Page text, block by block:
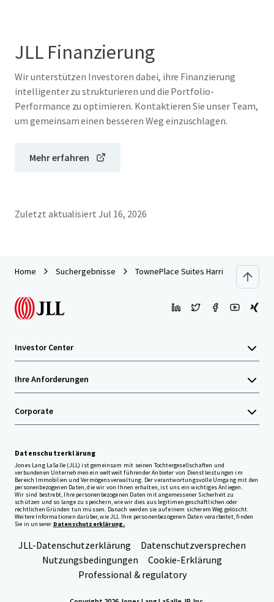
JLL Finanzierung
Wir unterstützen Investoren dabei, ihre Finanzierung
intelligenter zu strukturieren und die Portfolio-
Performance zu optimieren. Kontaktieren Sie unser Team,
um gemeinsam einen besseren Weg einzuschlagen.
Mehr erfahren
Zuletzt aktualisiert Jul 16, 2026
Home Suchergebnisse TownePlace Suites Harrisburg
Investor Center
Ihre Anforderungen
Corporate
Datenschutzerklärung
Jones Lang LaSalle (JLL) ist gemeinsam mit seinen Tochtergesellschaften und
verbundenen Unternehmen ein weltweit führender Anbieter von Dienstleistungen im
Bereich Immobilien und Vermögensverwaltung. Der verantwortungsvolle Umgang mit den
personenbezogenen Daten, die wir von Ihnen erhalten, ist uns ein wichtiges Anliegen.
Wir sind bestrebt, Ihre personenbezogenen Daten mit angemessener Sicherheit zu
schützen und so lange zu speichern, wie wir dies aus legitimen geschäftlichen oder
rechtlichen Gründen tun müssen. Danach werden sie auf einem sicherem Weg gelöscht.
Weitere Informationen darüber, wie JLL Ihre personenbezogenen Daten verarbeitet, finden
Sie in unserer Datenschutzerklärung.
JLL-Datenschutzerklärung
Datenschutzversprechen
Nutzungsbedingungen
Cookie-Erklärung
Professional & regulatory